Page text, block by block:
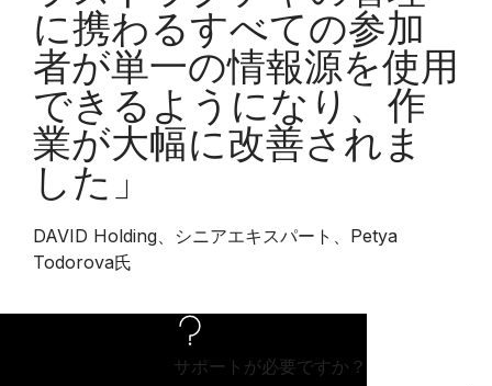
に携わるすべての参加
者が単一の情報源を使用
できるようになり、作
業が大幅に改善されま
した」
DAVID Holding、シニアエキスパート、Petya
Todorova氏
サポートが必要ですか？